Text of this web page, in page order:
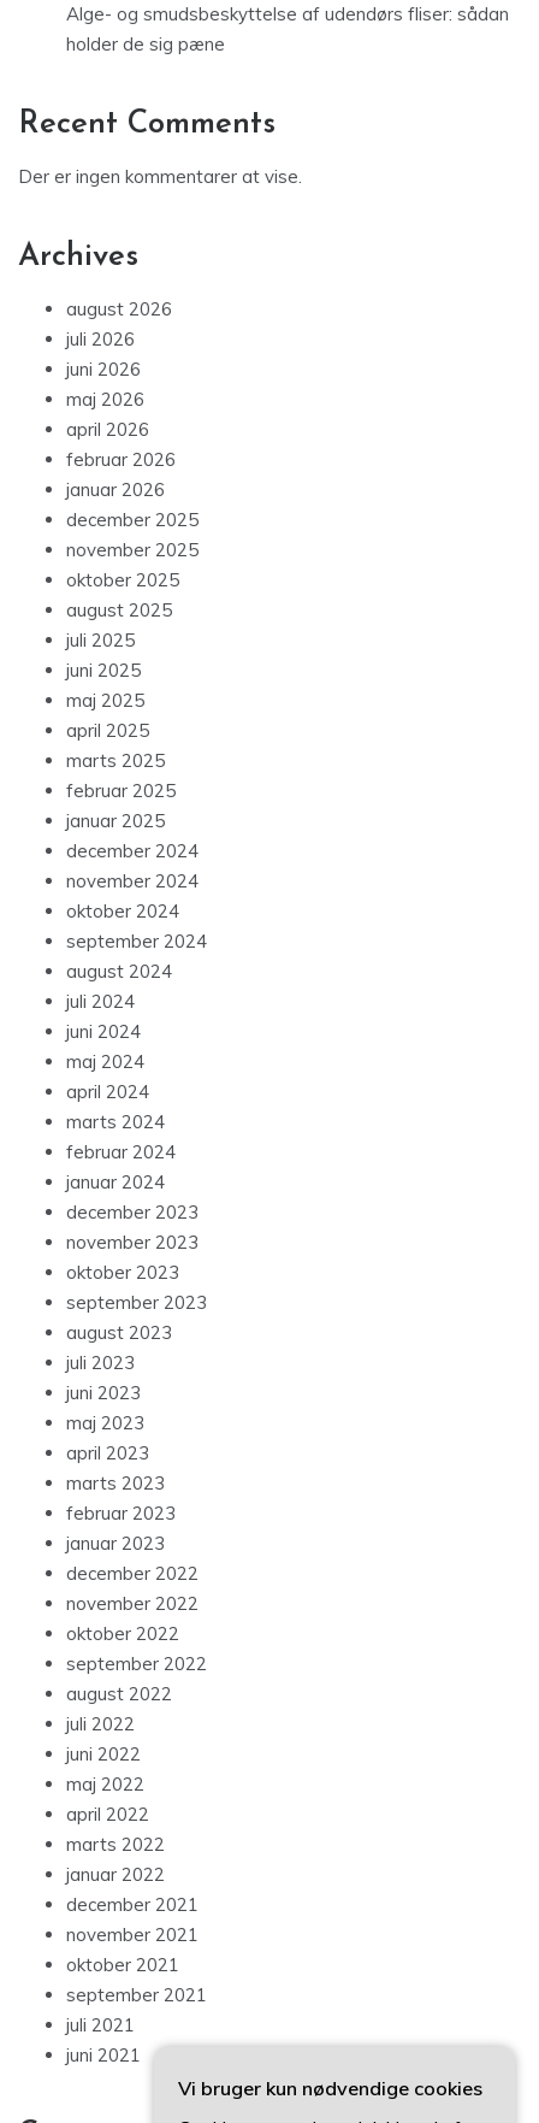
Alge- og smudsbeskyttelse af udendørs fliser: sådan
holder de sig pæne
Recent Comments
Der er ingen kommentarer at vise.
Archives
august 2026
juli 2026
juni 2026
maj 2026
april 2026
februar 2026
januar 2026
december 2025
november 2025
oktober 2025
august 2025
juli 2025
juni 2025
maj 2025
april 2025
marts 2025
februar 2025
januar 2025
december 2024
november 2024
oktober 2024
september 2024
august 2024
juli 2024
juni 2024
maj 2024
april 2024
marts 2024
februar 2024
januar 2024
december 2023
november 2023
oktober 2023
september 2023
august 2023
juli 2023
juni 2023
maj 2023
april 2023
marts 2023
februar 2023
januar 2023
december 2022
november 2022
oktober 2022
september 2022
august 2022
juli 2022
juni 2022
maj 2022
april 2022
marts 2022
januar 2022
december 2021
november 2021
oktober 2021
september 2021
juli 2021
juni 2021
Vi bruger kun nødvendige cookies